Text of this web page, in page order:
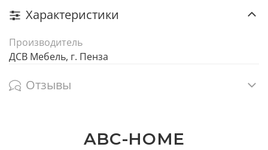
Характеристики
Производитель
ДСВ Мебель, г. Пенза
Отзывы
ABC-HOME